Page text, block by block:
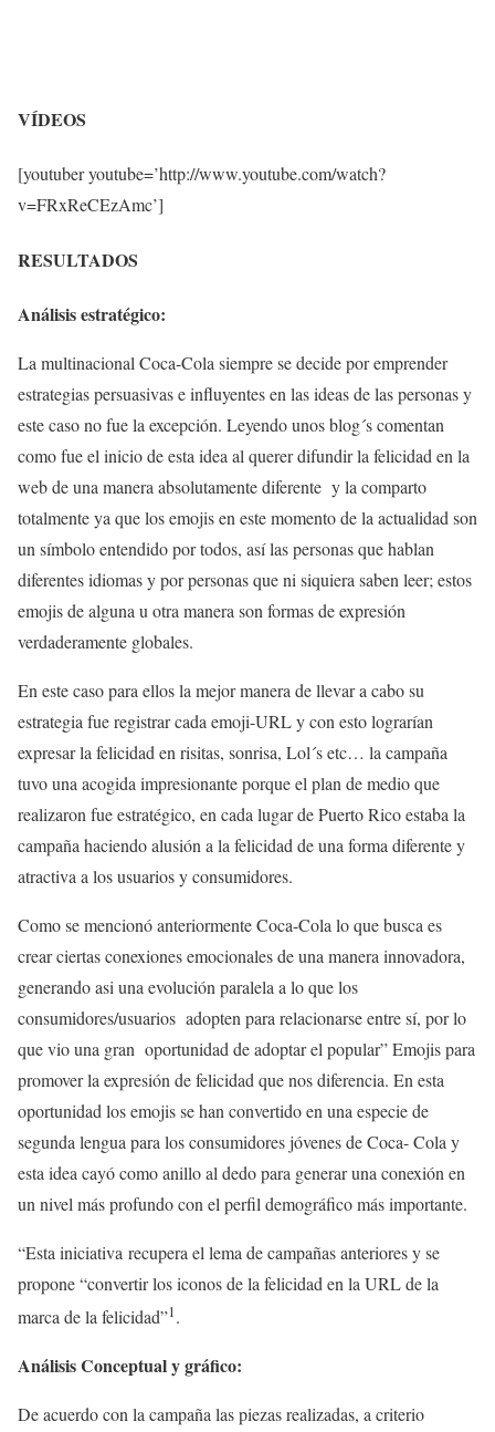
VÍDEOS
[youtuber youtube=’http://www.youtube.com/watch?
v=FRxReCEzAmc’]
RESULTADOS
Análisis estratégico:
La multinacional Coca-Cola siempre se decide por emprender
estrategias persuasivas e influyentes en las ideas de las personas y
este caso no fue la excepción. Leyendo unos blog´s comentan
como fue el inicio de esta idea al querer difundir la felicidad en la
web de una manera absolutamente diferente y la comparto
totalmente ya que los emojis en este momento de la actualidad son
un símbolo entendido por todos, así las personas que hablan
diferentes idiomas y por personas que ni siquiera saben leer; estos
emojis de alguna u otra manera son formas de expresión
verdaderamente globales.
En este caso para ellos la mejor manera de llevar a cabo su
estrategia fue registrar cada emoji-URL y con esto lograrían
expresar la felicidad en risitas, sonrisa, Lol´s etc… la campaña
tuvo una acogida impresionante porque el plan de medio que
realizaron fue estratégico, en cada lugar de Puerto Rico estaba la
campaña haciendo alusión a la felicidad de una forma diferente y
atractiva a los usuarios y consumidores.
Como se mencionó anteriormente Coca-Cola lo que busca es
crear ciertas conexiones emocionales de una manera innovadora,
generando asi una evolución paralela a lo que los
consumidores/usuarios adopten para relacionarse entre sí, por lo
que vio una gran oportunidad de adoptar el popular” Emojis para
promover la expresión de felicidad que nos diferencia. En esta
oportunidad los emojis se han convertido en una especie de
segunda lengua para los consumidores jóvenes de Coca- Cola y
esta idea cayó como anillo al dedo para generar una conexión en
un nivel más profundo con el perfil demográfico más importante.
“Esta iniciativa recupera el lema de campañas anteriores y se
propone “convertir los iconos de la felicidad en la URL de la
marca de la felicidad”1.
Análisis Conceptual y gráfico:
De acuerdo con la campaña las piezas realizadas, a criterio